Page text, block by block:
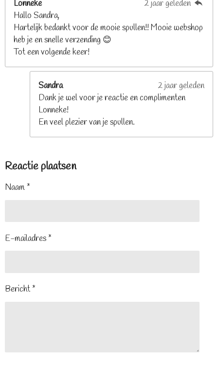
Lonneke
2 jaar geleden
Hallo Sandra,
Hartelijk bedankt voor de mooie spullen!! Mooie webshop
heb je en snelle verzending 😊
Tot een volgende keer!
Sandra
2 jaar geleden
Dank je wel voor je reactie en complimenten
Lonneke!
En veel plezier van je spullen.
Reactie plaatsen
Naam *
E-mailadres *
Bericht *